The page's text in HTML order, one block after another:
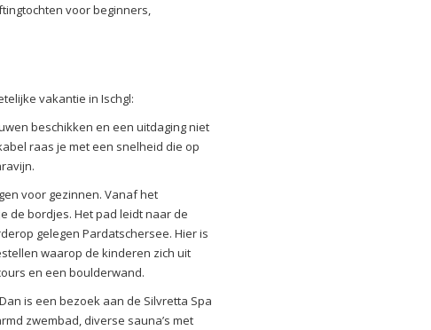
voor beginners,
vakantie in Ischgl:
beschikken en een uitdaging niet
raas je met een snelheid die op
voor gezinnen. Vanaf het
de bordjes. Het pad leidt naar de
gelegen Pardatschersee. Hier is
waarop de kinderen zich uit
en een boulderwand.
is een bezoek aan de Silvretta Spa
zwembad, diverse sauna’s met